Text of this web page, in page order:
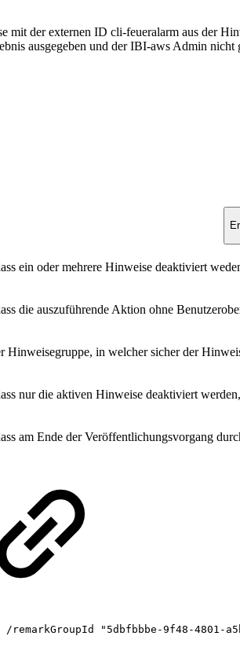
der externen ID cli-feueralarm aus der
ausgegeben und der IBI-aws Admin nicht
ein oder mehrere Hinweise deaktiviert
die auszuführende Aktion ohne
Hinweisegruppe, in welcher sicher der
nur die aktiven Hinweise deaktiviert
am Ende der Veröffentlichungsvorgang
/remarkGroupId "5dbfbbbe-9f48-4801-